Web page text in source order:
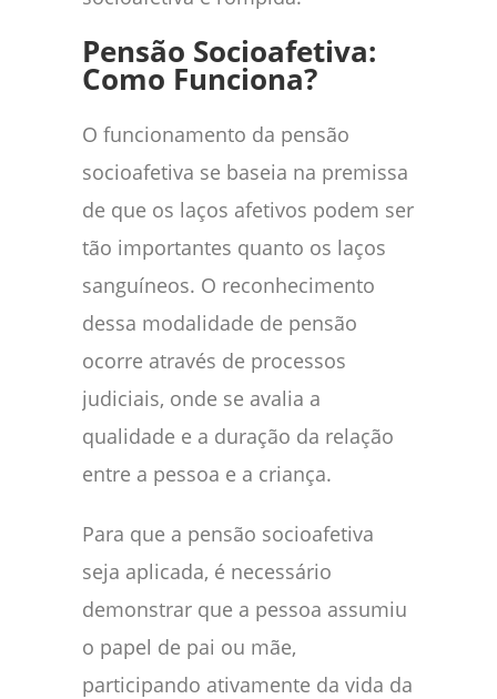
Pensão Socioafetiva:
Como Funciona?
O funcionamento da pensão
socioafetiva se baseia na premissa
de que os laços afetivos podem ser
tão importantes quanto os laços
sanguíneos. O reconhecimento
dessa modalidade de pensão
ocorre através de processos
judiciais, onde se avalia a
qualidade e a duração da relação
entre a pessoa e a criança.
Para que a pensão socioafetiva
seja aplicada, é necessário
demonstrar que a pessoa assumiu
o papel de pai ou mãe,
participando ativamente da vida da